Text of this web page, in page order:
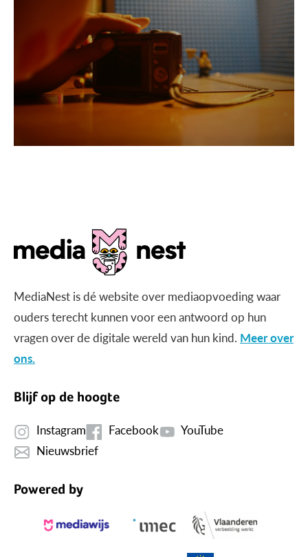
MediaNest is dé website over mediaopvoeding waar
ouders terecht kunnen voor een antwoord op hun
vragen over de digitale wereld van hun kind. Meer over
ons.
Blijf op de hoogte
Instagram Facebook
YouTube
Nieuwsbrief
Powered by